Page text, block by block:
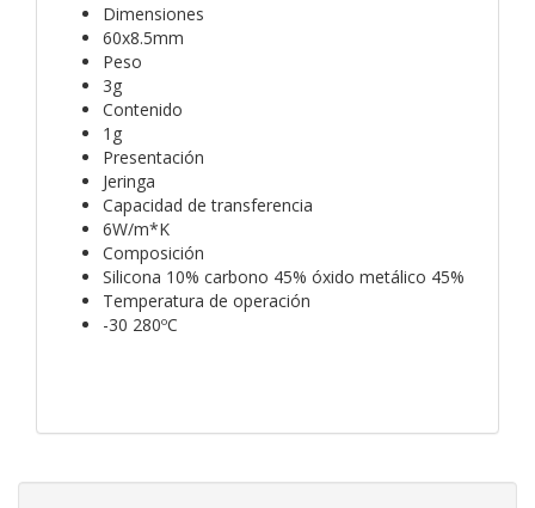
Dimensiones
60x8.5mm
Peso
3g
Contenido
1g
Presentación
Jeringa
Capacidad de transferencia
6W/m*K
Composición
Silicona 10% carbono 45% óxido metálico 45%
Temperatura de operación
-30 280ºC